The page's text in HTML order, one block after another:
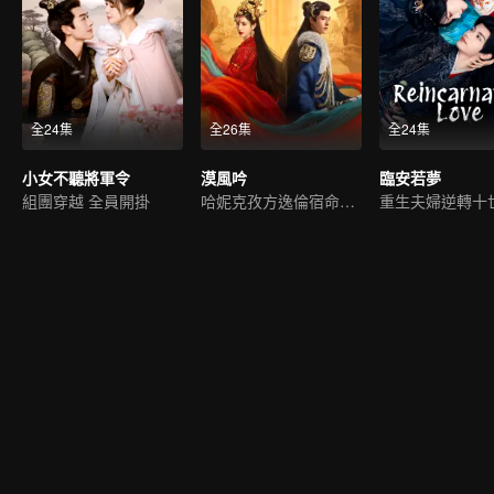
全24集
小女不聽將軍令
組團穿越 全員開掛
全26集
漠風吟
哈妮克孜方逸倫宿命虐戀
全24集
臨安若夢
重生夫婦逆轉十